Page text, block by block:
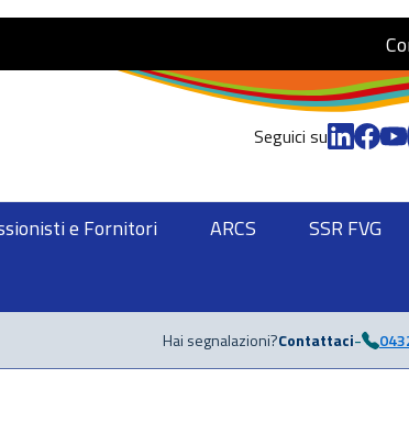
Seguici su
e Fornitori ARCS
SSR FVG
Hai segnalazioni?Contattaci-